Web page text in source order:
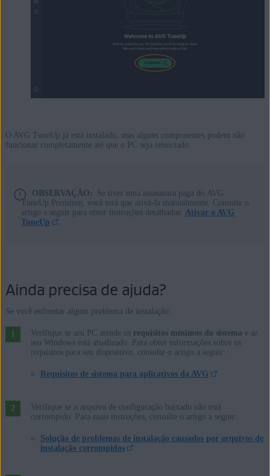
O AVG TuneUp já está instalado, mas alguns componentes podem não
funcionar completamente até que o PC seja reiniciado.
OBSERVAÇÃO:
Se tiver uma assinatura paga do AVG
TuneUp Premium, você terá que ativá-la manualmente. Consulte o
artigo a seguir para obter instruções detalhadas: Ativar o AVG
TuneUp
.
Ainda precisa de ajuda?
Se você enfrentar algum problema de instalação:
Verifique se seu PC atende os requisitos mínimos do sistema e se
seu Windows está atualizado. Para obter informações sobre os
requisitos para seu dispositivo, consulte o artigo a seguir:
Requisitos de sistema para aplicativos da AVG
Verifique se o arquivo de configuração baixado não está
corrompido. Para mais instruções, consulte o artigo a seguir:
Solução de problemas de instalação causados por arquivos de
instalação corrompidos